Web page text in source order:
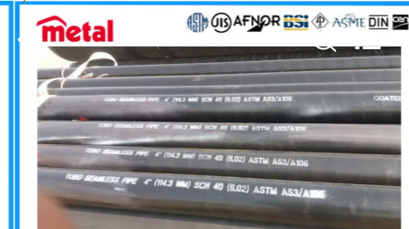
আমাদের
TOBO
CHINA.
Reserved.